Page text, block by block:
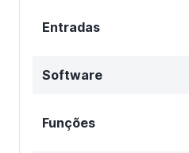
Entradas
Software
Funções